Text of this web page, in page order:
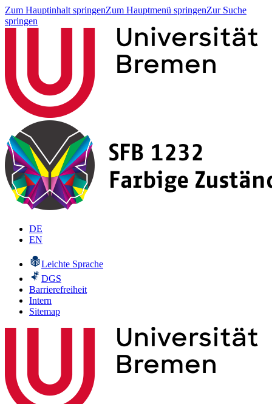
Zum Hauptinhalt springenZum Hauptmenü springenZur Suche
springen
DE
EN
Leichte Sprache
DGS
Barrierefreiheit
Intern
Sitemap